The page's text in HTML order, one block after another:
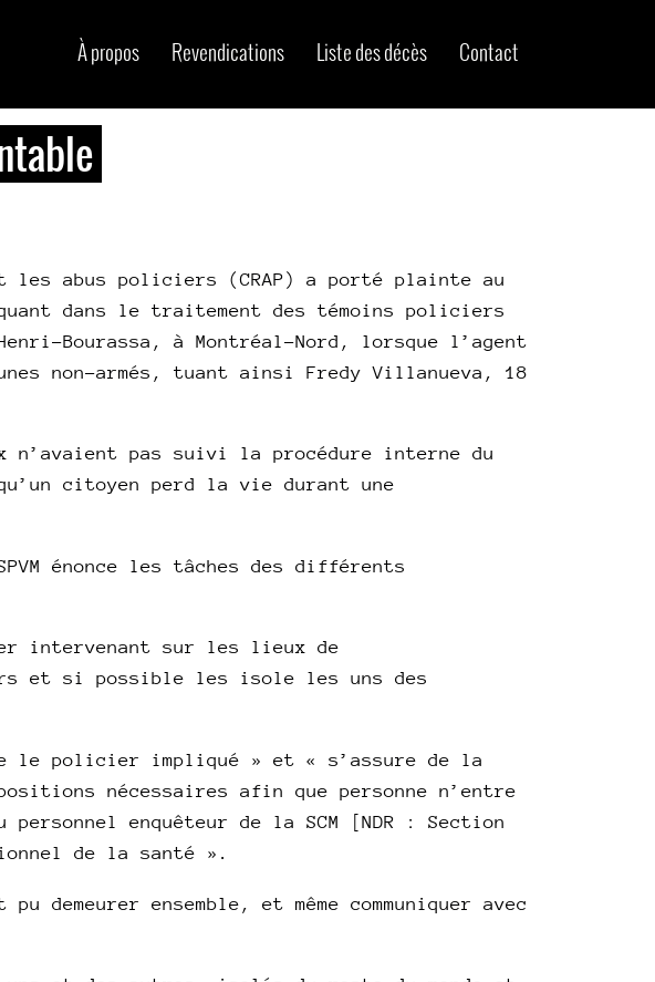
À propos Revendications Liste des décès Contact
abus policiers (CRAP) a porté plainte au
dans le traitement des témoins policiers
Bourassa, à Montréal-Nord, lorsque l’agent
non-armés, tuant ainsi Fredy Villanueva, 18
pas suivi la procédure interne du
citoyen perd la vie durant une
énonce les tâches des différents
intervenant sur les lieux de
et si possible les isole les uns des
le policier impliqué » et « s’assure de la
nécessaires afin que personne n’entre
enquêteur de la SCM [NDR : Section
de la santé ».
ensemble, et même communiquer avec